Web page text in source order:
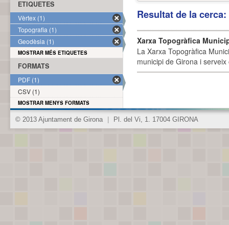
Resultat de la
Xarxa Topogràfica
La Xarxa Topogràfica
municipi de Girona i
ETIQUETES
Vèrtex (1)
Topografia (1)
Geodèsia (1)
MOSTRAR MÉS ETIQUETES
FORMATS
PDF (1)
CSV (1)
MOSTRAR MENYS FORMATS
© 2013 Ajuntament de Girona Pl. del Vi, 1. 17004 GIRONA